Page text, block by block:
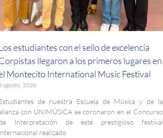
estudiantes con el sello de excelencia
llegaron a los primeros lugares en
Montecito International Music Festival
agosto, 2026
de nuestra Escuela de Música y de la
con UNIMÚSICA se coronaron en el Concurso
Interpretación de este prestigioso festival
realizado